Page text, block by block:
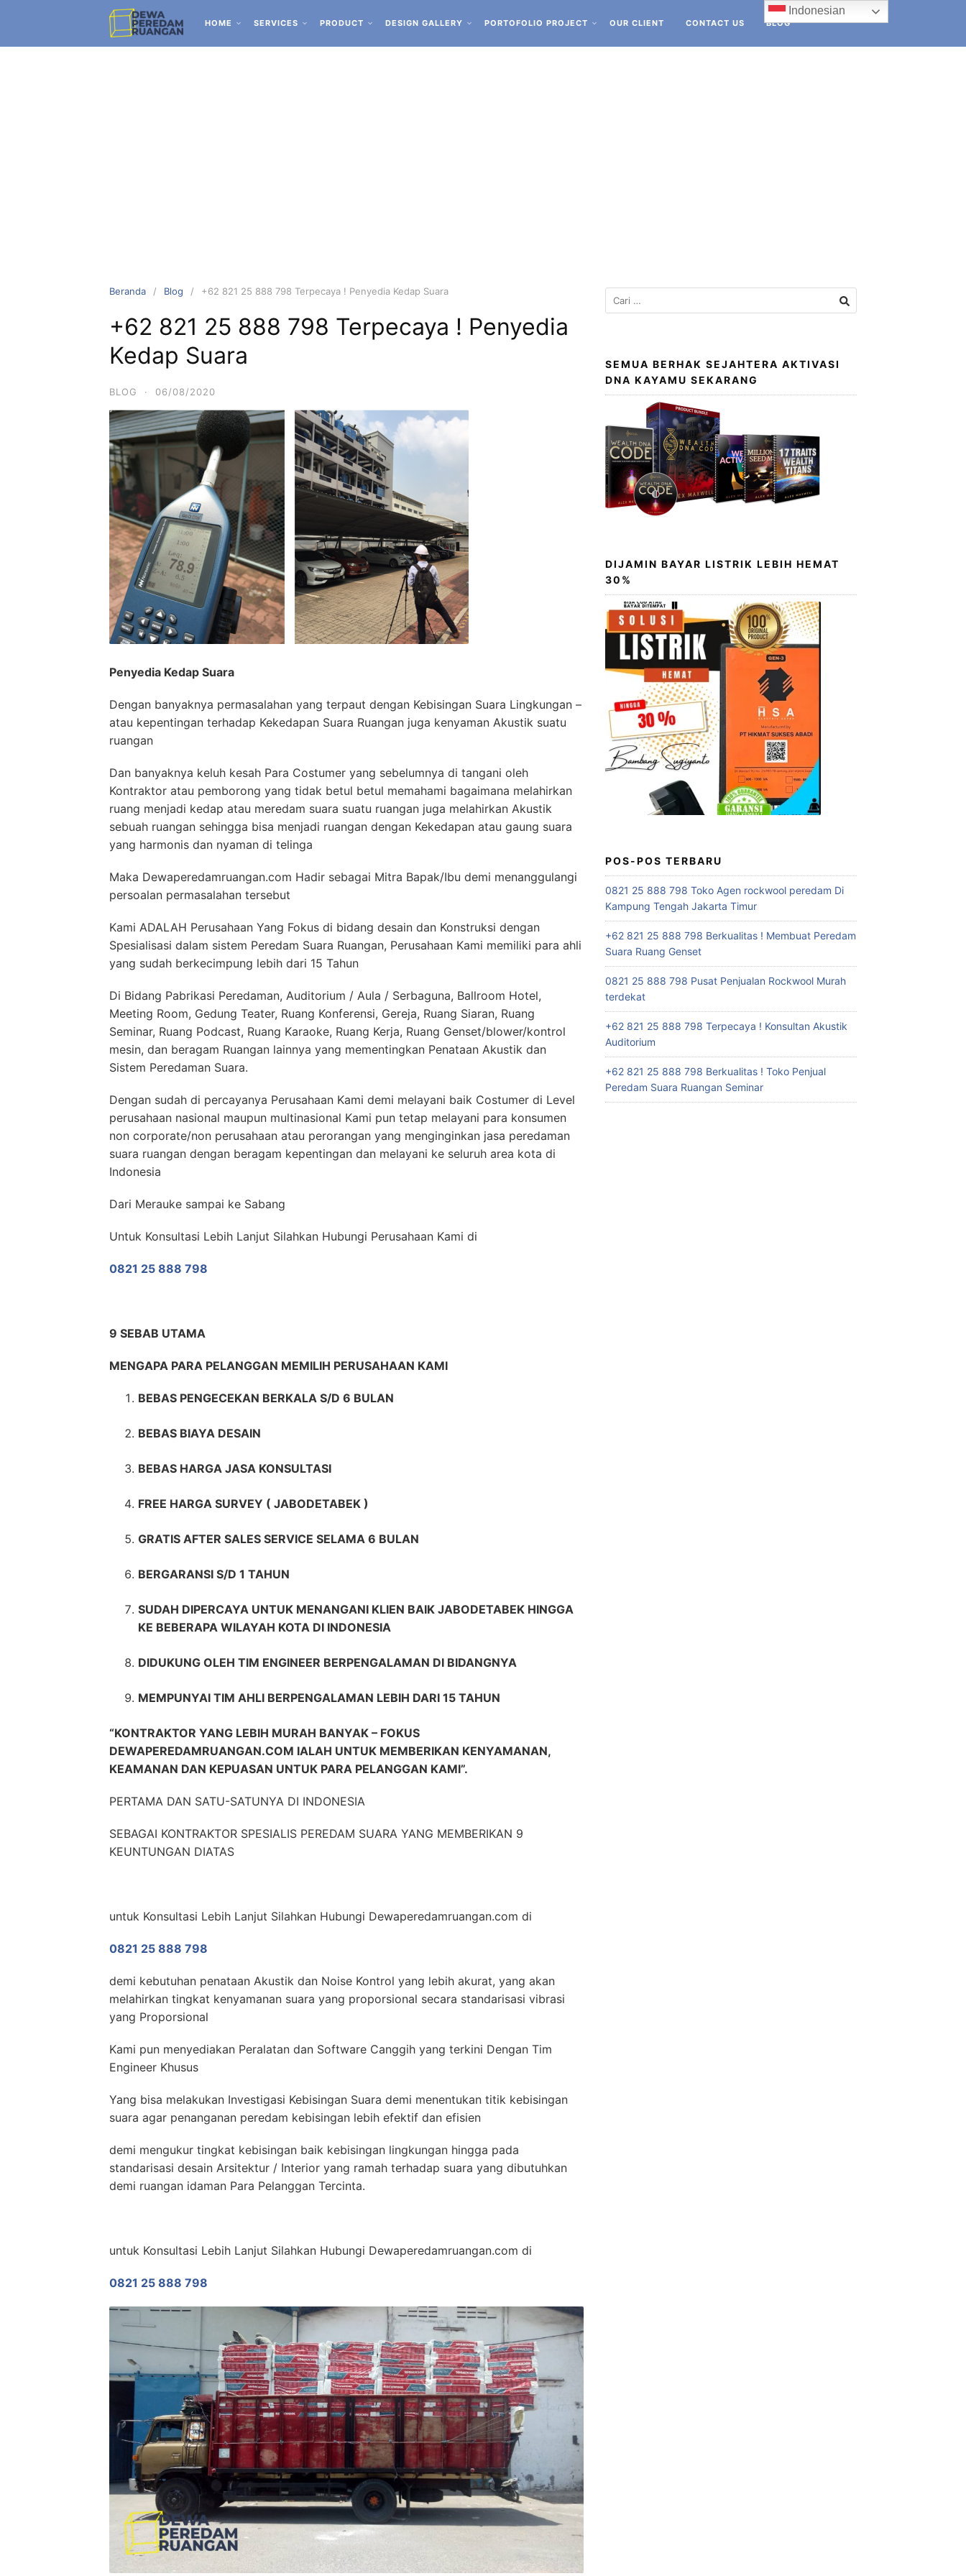
HOME SERVICES PRODUCT DESIGN GALLERY PORTOFOLIO PROJECT OUR CLIENT CONTACT US BLOG
Beranda Blog +62 821 25 888 798 Terpecaya ! Penyedia Kedap Suara
+62 821 25 888 798 Terpecaya ! Penyedia
Kedap Suara
BLOG · 06/08/2020
Penyedia Kedap Suara
Dengan banyaknya permasalahan yang terpaut dengan Kebisingan Suara Lingkungan –
atau kepentingan terhadap Kekedapan Suara Ruangan juga kenyaman Akustik suatu
ruangan
Dan banyaknya keluh kesah Para Costumer yang sebelumnya di tangani oleh
Kontraktor atau pemborong yang tidak betul betul memahami bagaimana melahirkan
ruang menjadi kedap atau meredam suara suatu ruangan juga melahirkan Akustik
sebuah ruangan sehingga bisa menjadi ruangan dengan Kekedapan atau gaung suara
yang harmonis dan nyaman di telinga
Maka Dewaperedamruangan.com Hadir sebagai Mitra Bapak/Ibu demi menanggulangi
persoalan permasalahan tersebut
Kami ADALAH Perusahaan Yang Fokus di bidang desain dan Konstruksi dengan
Spesialisasi dalam sistem Peredam Suara Ruangan, Perusahaan Kami memiliki para ahli
yang sudah berkecimpung lebih dari 15 Tahun
Di Bidang Pabrikasi Peredaman, Auditorium / Aula / Serbaguna, Ballroom Hotel,
Meeting Room, Gedung Teater, Ruang Konferensi, Gereja, Ruang Siaran, Ruang
Seminar, Ruang Podcast, Ruang Karaoke, Ruang Kerja, Ruang Genset/blower/kontrol
mesin, dan beragam Ruangan lainnya yang mementingkan Penataan Akustik dan
Sistem Peredaman Suara.
Dengan sudah di percayanya Perusahaan Kami demi melayani baik Costumer di Level
perusahaan nasional maupun multinasional Kami pun tetap melayani para konsumen
non corporate/non perusahaan atau perorangan yang menginginkan jasa peredaman
suara ruangan dengan beragam kepentingan dan melayani ke seluruh area kota di
Indonesia
Dari Merauke sampai ke Sabang
Untuk Konsultasi Lebih Lanjut Silahkan Hubungi Perusahaan Kami di
0821 25 888 798
9 SEBAB UTAMA
MENGAPA PARA PELANGGAN MEMILIH PERUSAHAAN KAMI
BEBAS PENGECEKAN BERKALA S/D 6 BULAN
BEBAS BIAYA DESAIN
BEBAS HARGA JASA KONSULTASI
FREE HARGA SURVEY ( JABODETABEK )
GRATIS AFTER SALES SERVICE SELAMA 6 BULAN
BERGARANSI S/D 1 TAHUN
SUDAH DIPERCAYA UNTUK MENANGANI KLIEN BAIK JABODETABEK HINGGA
KE BEBERAPA WILAYAH KOTA DI INDONESIA
DIDUKUNG OLEH TIM ENGINEER BERPENGALAMAN DI BIDANGNYA
MEMPUNYAI TIM AHLI BERPENGALAMAN LEBIH DARI 15 TAHUN
“KONTRAKTOR YANG LEBIH MURAH BANYAK – FOKUS
DEWAPEREDAMRUANGAN.COM IALAH UNTUK MEMBERIKAN KENYAMANAN,
KEAMANAN DAN KEPUASAN UNTUK PARA PELANGGAN KAMI”.
PERTAMA DAN SATU-SATUNYA DI INDONESIA
SEBAGAI KONTRAKTOR SPESIALIS PEREDAM SUARA YANG MEMBERIKAN 9
KEUNTUNGAN DIATAS
untuk Konsultasi Lebih Lanjut Silahkan Hubungi Dewaperedamruangan.com di
0821 25 888 798
demi kebutuhan penataan Akustik dan Noise Kontrol yang lebih akurat, yang akan
melahirkan tingkat kenyamanan suara yang proporsional secara standarisasi vibrasi
yang Proporsional
Kami pun menyediakan Peralatan dan Software Canggih yang terkini Dengan Tim
Engineer Khusus
Yang bisa melakukan Investigasi Kebisingan Suara demi menentukan titik kebisingan
suara agar penanganan peredam kebisingan lebih efektif dan efisien
demi mengukur tingkat kebisingan baik kebisingan lingkungan hingga pada
standarisasi desain Arsitektur / Interior yang ramah terhadap suara yang dibutuhkan
demi ruangan idaman Para Pelanggan Tercinta.
untuk Konsultasi Lebih Lanjut Silahkan Hubungi Dewaperedamruangan.com di
0821 25 888 798
SEMUA BERHAK SEJAHTERA AKTIVASI
DNA KAYAMU SEKARANG
DIJAMIN BAYAR LISTRIK LEBIH HEMAT
30%
POS-POS TERBARU
0821 25 888 798 Toko Agen rockwool peredam Di
Kampung Tengah Jakarta Timur
+62 821 25 888 798 Berkualitas ! Membuat Peredam
Suara Ruang Genset
0821 25 888 798 Pusat Penjualan Rockwool Murah
terdekat
+62 821 25 888 798 Terpecaya ! Konsultan Akustik
Auditorium
+62 821 25 888 798 Berkualitas ! Toko Penjual
Peredam Suara Ruangan Seminar
Indonesian